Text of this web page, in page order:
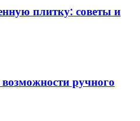
плитку: советы и
ручного